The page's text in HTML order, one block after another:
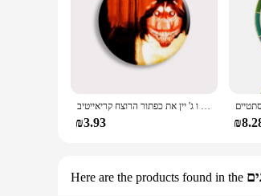
משחק אימה ג 'ף ו ג' יין את כפתור הרוצח קריאייטיב x ג 'יין מצחיק מם brooch שקית תג אביזרים גיימר
₪3.93
Here are the products found in the